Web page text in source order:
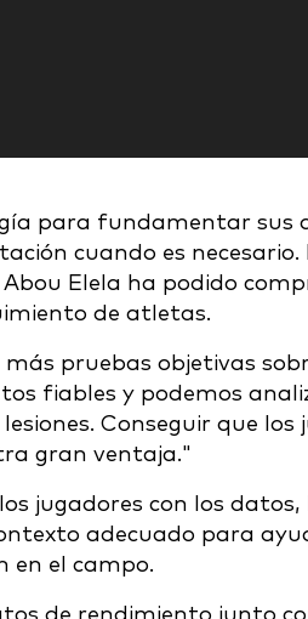
para fundamentar sus
cuando es
Elela ha podido
de atletas.
pruebas objetivas
fiables y podemos
Conseguir que
gran ventaja."
jugadores con los datos,
adecuado para
en el campo.